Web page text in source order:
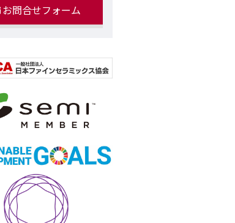
お問合せフォーム